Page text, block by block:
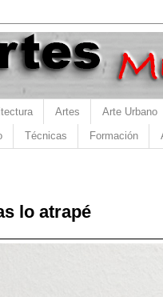
Artes Arte Urbano
Técnicas Formación
lo atrapé